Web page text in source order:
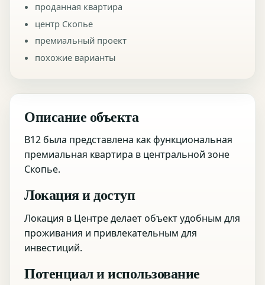
проданная квартира
центр Скопье
премиальный проект
похожие варианты
Описание объекта
B12 была представлена как функциональная
премиальная квартира в центральной зоне
Скопье.
Локация и доступ
Локация в Центре делает объект удобным для
проживания и привлекательным для
инвестиций.
Потенциал и использование